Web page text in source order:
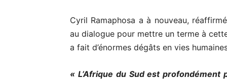
Cyril Ramaphosa a à nouveau,
au dialogue pour mettre un terme à
a fait d’énormes dégâts en vies
« L’Afrique du Sud est